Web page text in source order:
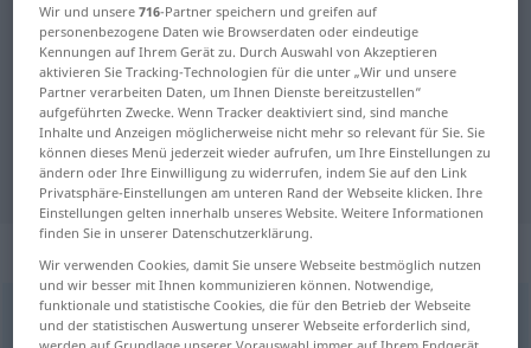
Deutsch-Kroatisch Übersetzung für
"Redewendung"
"Redewendung" Kroatisch
Übersetzung
„Redewendung“ : Femininum
Redewendung f <Redewendung;-en>
Wir und unsere716-Partner speichern und greifen auf
personenbezogene Daten wie Browserdaten oder eindeutige
Kennungen auf Ihrem Gerät zu. Durch Auswahl von Akzeptieren
aktivieren Sie Tracking-Technologien für die unter „Wir und unsere
Partner verarbeiten Daten, um Ihnen Dienste bereitzustellen“
aufgeführten Zwecke. Wenn Tracker deaktiviert sind, sind manche
Inhalte und Anzeigen möglicherweise nicht mehr so relevant für Sie. Sie
können dieses Menü jederzeit wieder aufrufen, um Ihre Einstellungen zu
ändern oder Ihre Einwilligung zu widerrufen, indem Sie auf den Link
Privatsphäre-Einstellungen am unteren Rand der Webseite klicken. Ihre
Einstellungen gelten innerhalb unseres Website. Weitere Informationen
finden Sie in unserer Datenschutzerklärung.
Wir verwenden Cookies, damit Sie unsere Webseite bestmöglich nutzen
und wir besser mit Ihnen kommunizieren können. Notwendige,
funktionale und statistische Cookies, die für den Betrieb der Webseite
und der statistischen Auswertung unserer Webseite erforderlich sind,